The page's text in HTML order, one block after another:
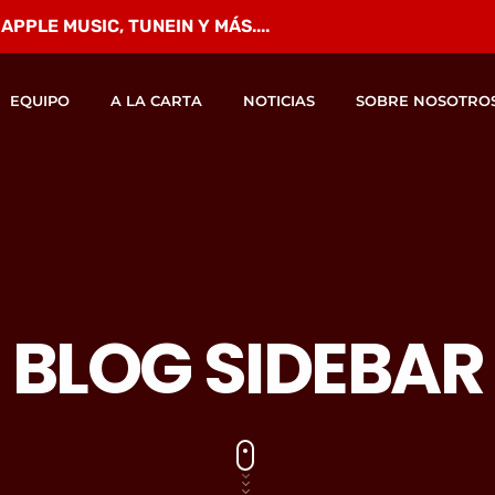
MUSIC, TUNEIN Y MÁS....
EQUIPO A LA CARTA NOTICIAS SOBRE
BLOG SIDEBAR